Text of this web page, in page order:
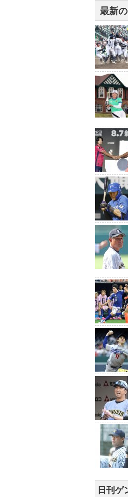
最新
日刊ゲ